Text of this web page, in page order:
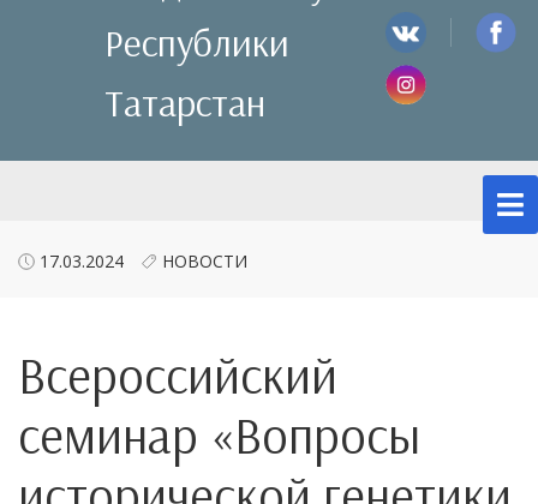
Республики
Татарстан
17.03.2024 НОВОСТИ
Всероссийский
семинар «Вопросы